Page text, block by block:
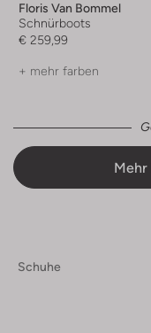
Floris Van Bommel
Schnürboots
€ 259,99
+ mehr farben
Mehr
Schuhe